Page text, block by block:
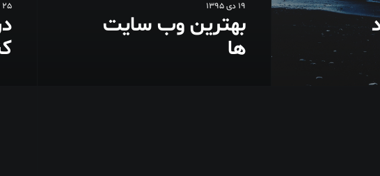
19 دی 1395
بهترین وب سایت
ها
25 دی 1395